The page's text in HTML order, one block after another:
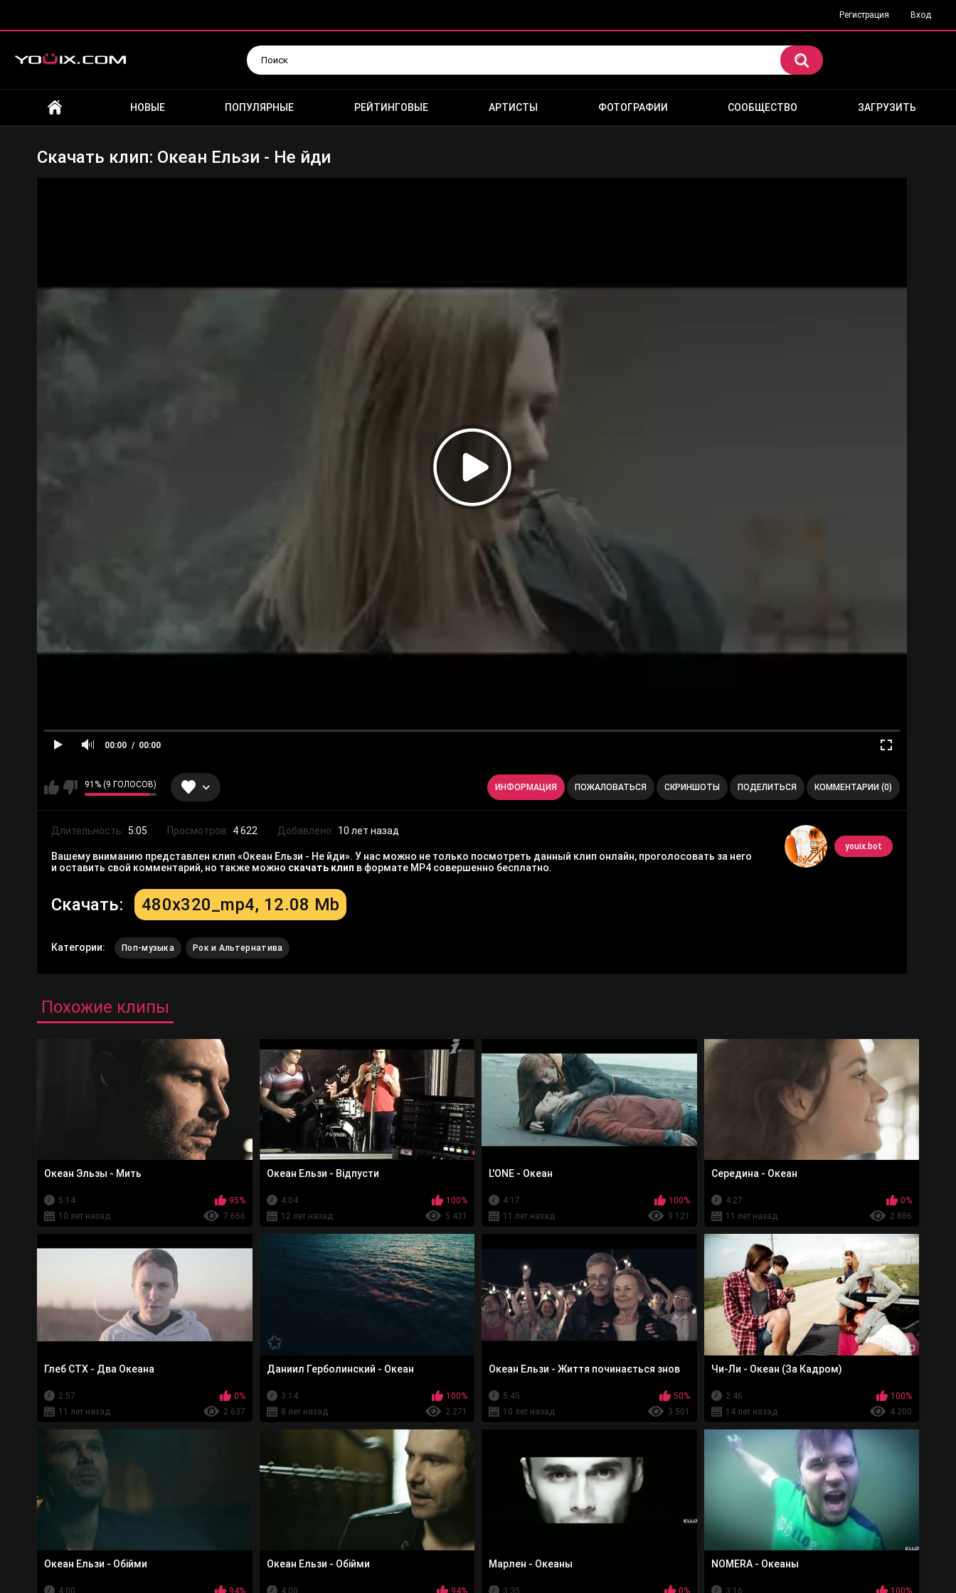
Регистрация Вход
НОВЫЕ ПОПУЛЯРНЫЕ РЕЙТИНГОВЫЕ АРТИСТЫ ФОТОГРАФИИ СООБЩЕСТВО ЗАГРУЗИТЬ
Скачать клип: Океан Ельзи - Не йди
00:00 00:00
91% (9 ГОЛОСОВ) ИНФОРМАЦИЯ ПОЖАЛОВАТЬСЯ СКРИНШОТЫ ПОДЕЛИТЬСЯ КОММЕНТАРИИ (0)
youix.bot
Длительность: 5:05 Просмотров: 4 622 Добавлено: 10 лет назад
Вашему вниманию представлен клип «Океан Ельзи - Не йди». У нас можно не только посмотреть данный клип онлайн, проголосовать за него
и оставить свой комментарий, но также можно скачать клип в формате MP4 совершенно бесплатно.
Скачать: 480x320_mp4, 12.08 Mb
Категории: Поп-музыка Рок и Альтернатива
Похожие клипы
Океан Эльзы - Мить
5:14
95%
10 лет назад
7 666
Океан Ельзи - Відпусти
4:04
100%
12 лет назад
5 431
L'ONE - Океан
4:17
100%
11 лет назад
9 121
Середина - Океан
4:27
0%
11 лет назад
2 886
Глеб СТХ - Два Океана
2:57
0%
11 лет назад
2 637
Даниил Герболинский - Океан
3:14
100%
8 лет назад
2 271
Океан Ельзи - Життя починається знов
5:45
50%
10 лет назад
3 501
Чи-Ли - Океан (За Кадром)
2:46
100%
14 лет назад
4 200
Океан Ельзи - Обiйми
4:00 94%
Океан Ельзи - Обійми
4:00 94%
Марлен - Океаны
3:35 0%
NOMERA - Океаны
3:16 100%